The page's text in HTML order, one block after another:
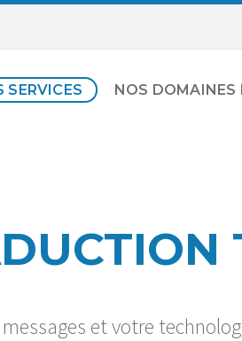
SERVICES NOS DOMAINES
et votre